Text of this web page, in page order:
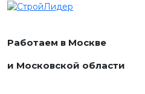
Работаем в Москве
и Московской области